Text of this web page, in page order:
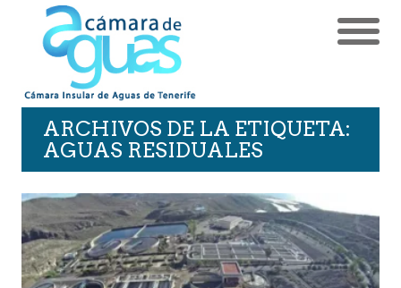
ARCHIVOS DE LA ETIQUETA:
AGUAS RESIDUALES